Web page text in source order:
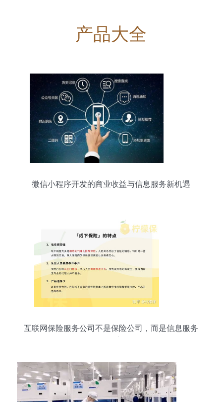
产品大全
微信小程序开发的商业收益与信息服务新机遇
互联网保险服务公司不是保险公司，而是信息服务